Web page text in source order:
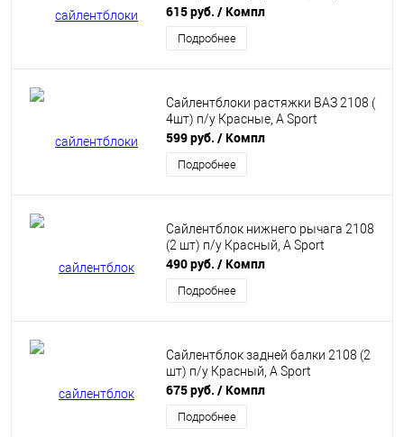
10036916ASP
615 руб. / Компл
Подробнее
Сайлентблоки растяжки ВАЗ 2108 (
4шт) п/у Красные, A Sport
599 руб. / Компл
Подробнее
Сайлентблок нижнего рычага 2108
(2 шт) п/у Красный, A Sport
490 руб. / Компл
Подробнее
Сайлентблок задней балки 2108 (2
шт) п/у Красный, A Sport
675 руб. / Компл
Подробнее